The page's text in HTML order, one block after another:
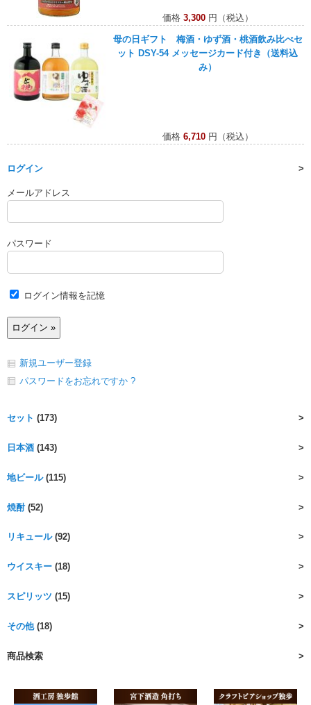
価格 3,300円（税込）
母の日ギフト 梅酒・ゆず酒・桃酒飲み比べセ
ット DSY-54 メッセージカード付き（送料込
み）
価格 6,710円（税込）
ログイン
メールアドレス
パスワード
ログイン情報を記憶
新規ユーザー登録
パスワードをお忘れですか ?
セット (173)
日本酒 (143)
地ビール(115)
焼酎(52)
リキュール(92)
ウイスキー (18)
スピリッツ (15)
その他(18)
商品検索